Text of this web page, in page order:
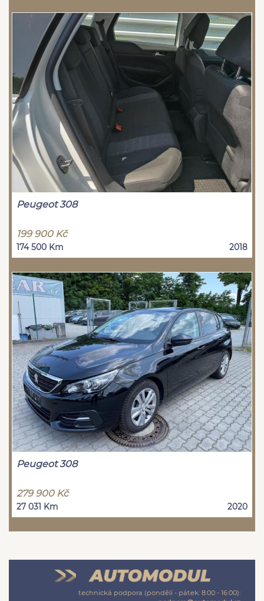
Peugeot 308
199 900 Kč
174 500 Km 2018
Peugeot 308
279 900 Kč
27 031 Km 2020
technická podpora (pondělí - pátek: 8:00 - 16:00):